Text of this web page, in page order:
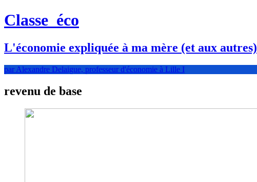
Classe éco
L'économie expliquée à ma mère (et aux autres)
par Alexandre Delaigue, professeur d'économie à Lille I
revenu de base